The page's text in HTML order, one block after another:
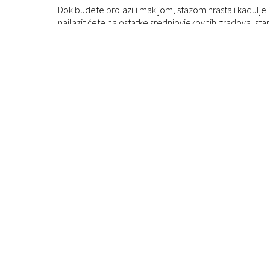
Dok budete prolazili makijom, stazom hrasta i
nailazit ćete na ostatke srednjovjekovnih gradova,